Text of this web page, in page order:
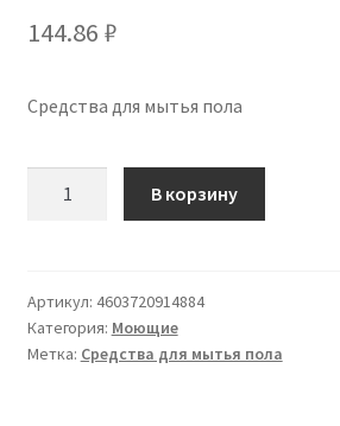
144.86 ₽
Средства для мытья пола
мытья
пола
Лепестки
В корзину
Артикул: 4603720914884
Категория: Моющие
Метка: Средства для мытья пола